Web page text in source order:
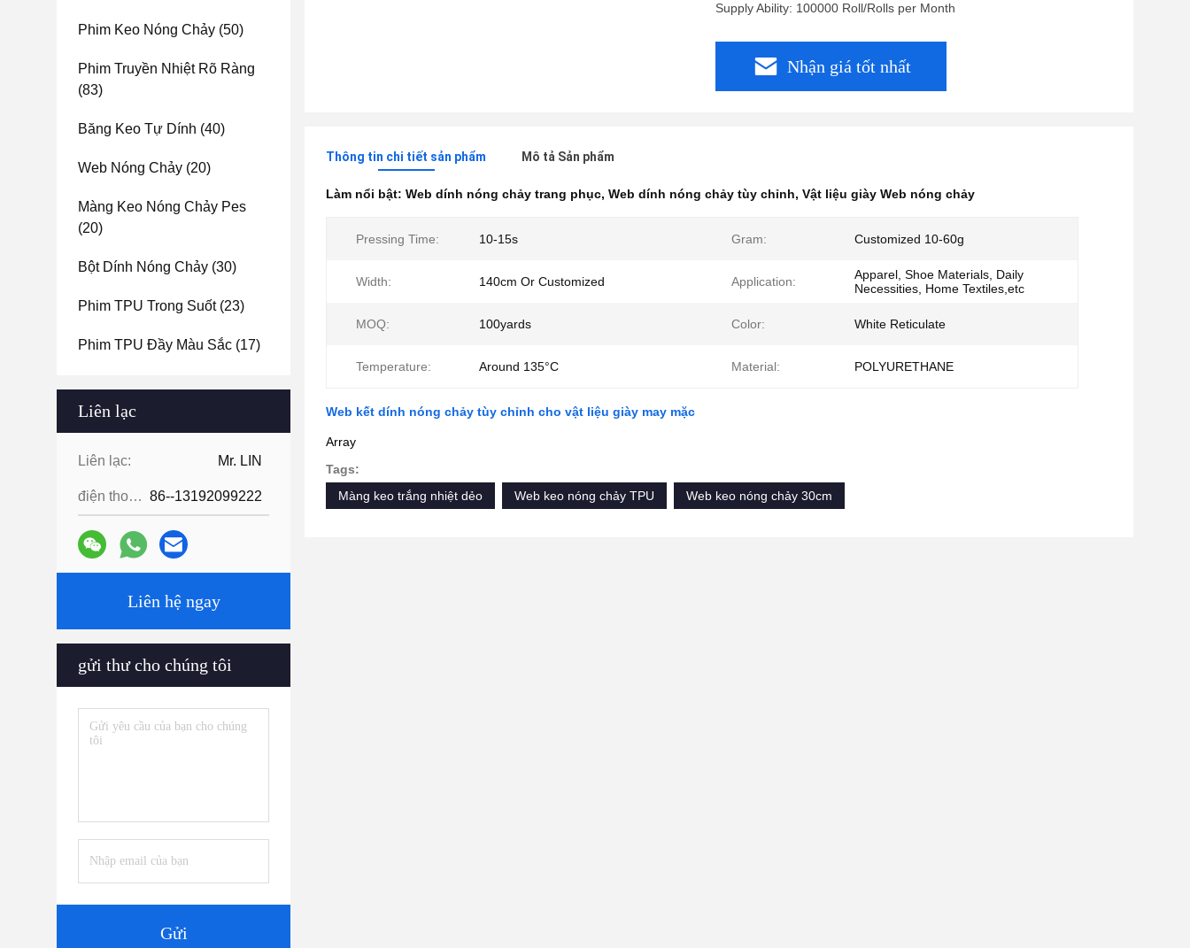
Phim Keo Nóng Chảy (50)
Phim Truyền Nhiệt Rõ Ràng
(83)
Băng Keo Tự Dính (40)
Web Nóng Chảy (20)
Màng Keo Nóng Chảy Pes
(20)
Bột Dính Nóng Chảy (30)
Phim TPU Trong Suốt(23)
Phim TPU Đầy Màu Sắc (17)
Liên lạc
Liên lạc: Mr. LIN
điện thoại: 86--13192099222
Liên hệ ngay
gửi thư cho chúng tôi
Gửi
Supply Ability: 100000 Roll/Rolls per Month
Nhận giá tốt nhất
Thông tin chi tiết sản phẩm Mô tả Sản phẩm
Làm nổi bật: Web dính nóng chảy trang phục, Web dính nóng chảy tùy chỉnh, Vật liệu giày Web nóng chảy
Pressing Time: 10-15s Gram: Customized 10-60g
Width: 140cm Or Customized Application:
Apparel, Shoe Materials, Daily
Necessities, Home Textiles,etc
MOQ: 100yards Color: White Reticulate
Temperature: Around 135°C Material: POLYURETHANE
Web kết dính nóng chảy tùy chỉnh cho vật liệu giày may mặc
Array
Tags:
Màng keo trắng nhiệt dẻo
Web keo nóng chảy TPU Web keo nóng chảy 30cm